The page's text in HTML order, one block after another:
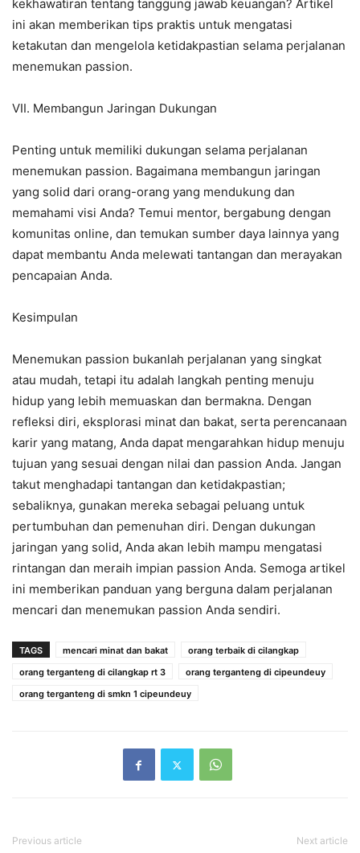
kekhawatiran tentang tanggung jawab keuangan? Artikel
ini akan memberikan tips praktis untuk mengatasi
ketakutan dan mengelola ketidakpastian selama perjalanan
menemukan passion.
VII. Membangun Jaringan Dukungan
Penting untuk memiliki dukungan selama perjalanan
menemukan passion. Bagaimana membangun jaringan
yang solid dari orang-orang yang mendukung dan
memahami visi Anda? Temui mentor, bergabung dengan
komunitas online, dan temukan sumber daya lainnya yang
dapat membantu Anda melewati tantangan dan merayakan
pencapaian Anda.
Kesimpulan
Menemukan passion bukanlah perjalanan yang singkat
atau mudah, tetapi itu adalah langkah penting menuju
hidup yang lebih memuaskan dan bermakna. Dengan
refleksi diri, eksplorasi minat dan bakat, serta perencanaan
karir yang matang, Anda dapat mengarahkan hidup menuju
tujuan yang sesuai dengan nilai dan passion Anda. Jangan
takut menghadapi tantangan dan ketidakpastian;
sebaliknya, gunakan mereka sebagai peluang untuk
pertumbuhan dan pemenuhan diri. Dengan dukungan
jaringan yang solid, Anda akan lebih mampu mengatasi
rintangan dan meraih impian passion Anda. Semoga artikel
ini memberikan panduan yang berguna dalam perjalanan
mencari dan menemukan passion Anda sendiri.
TAGS mencari minat dan bakat
orang terbaik di cilangkap
orang terganteng di cilangkap rt 3
orang terganteng di cipeundeuy
orang terganteng di smkn 1 cipeundeuy
Previous article Next article